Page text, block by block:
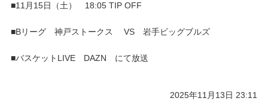
■11月15日（土） 18:05 TIP OFF
■Bリーグ 神戸ストークス VS 岩手ビッグブルズ
■バスケットLIVE DAZN にて放送
2025年11月13日 23:11